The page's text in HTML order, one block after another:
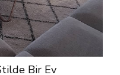
Bir Ev